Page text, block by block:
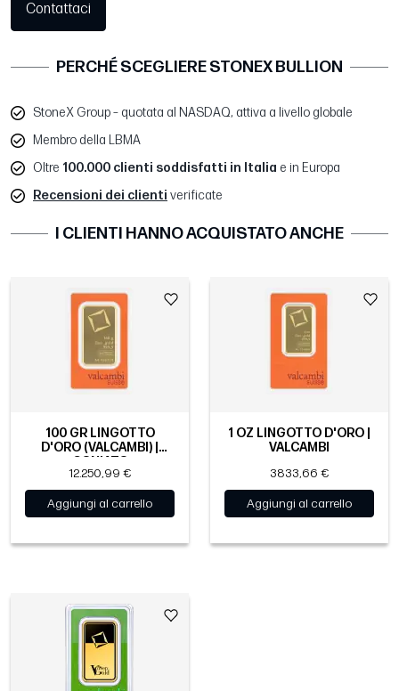
Contattaci
PERCHÉ SCEGLIERE STONEX BULLION
StoneX Group – quotata al NASDAQ, attiva a livello globale
Membro della LBMA
Oltre 100.000 clienti soddisfatti in Italia e in Europa
Recensioni dei clienti verificate
I CLIENTI HANNO ACQUISTATO ANCHE
100 GR LINGOTTO
D'ORO (VALCAMBI) |
12.250,99 €
Aggiungi al carrello
1 OZ LINGOTTO D'ORO |
VALCAMBI
3833,66 €
Aggiungi al carrello